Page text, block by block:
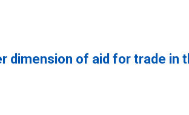
dimension of aid for trade in